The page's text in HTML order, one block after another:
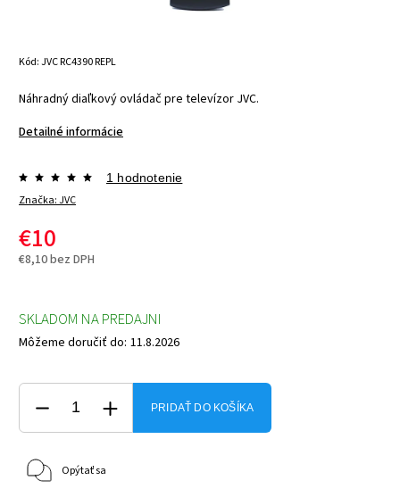
Kód:JVC RC4390 REPL
Náhradný diaľkový ovládač pre televízor JVC.
Detailné informácie
Značka:JVC
1 hodnotenie
€10
€8,10 bez DPH
SKLADOM NA PREDAJNI
Môžeme doručiť do: 11.8.2026
PRIDAŤ DO KOŠÍKA
Opýtať sa